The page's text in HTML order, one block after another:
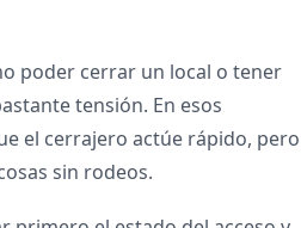
poder cerrar un local o tener
tensión. En esos
el cerrajero actúe rápido, pero
sin rodeos.